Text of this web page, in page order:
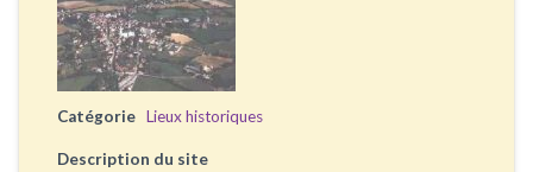
Catégorie Lieux historiques
Description du site